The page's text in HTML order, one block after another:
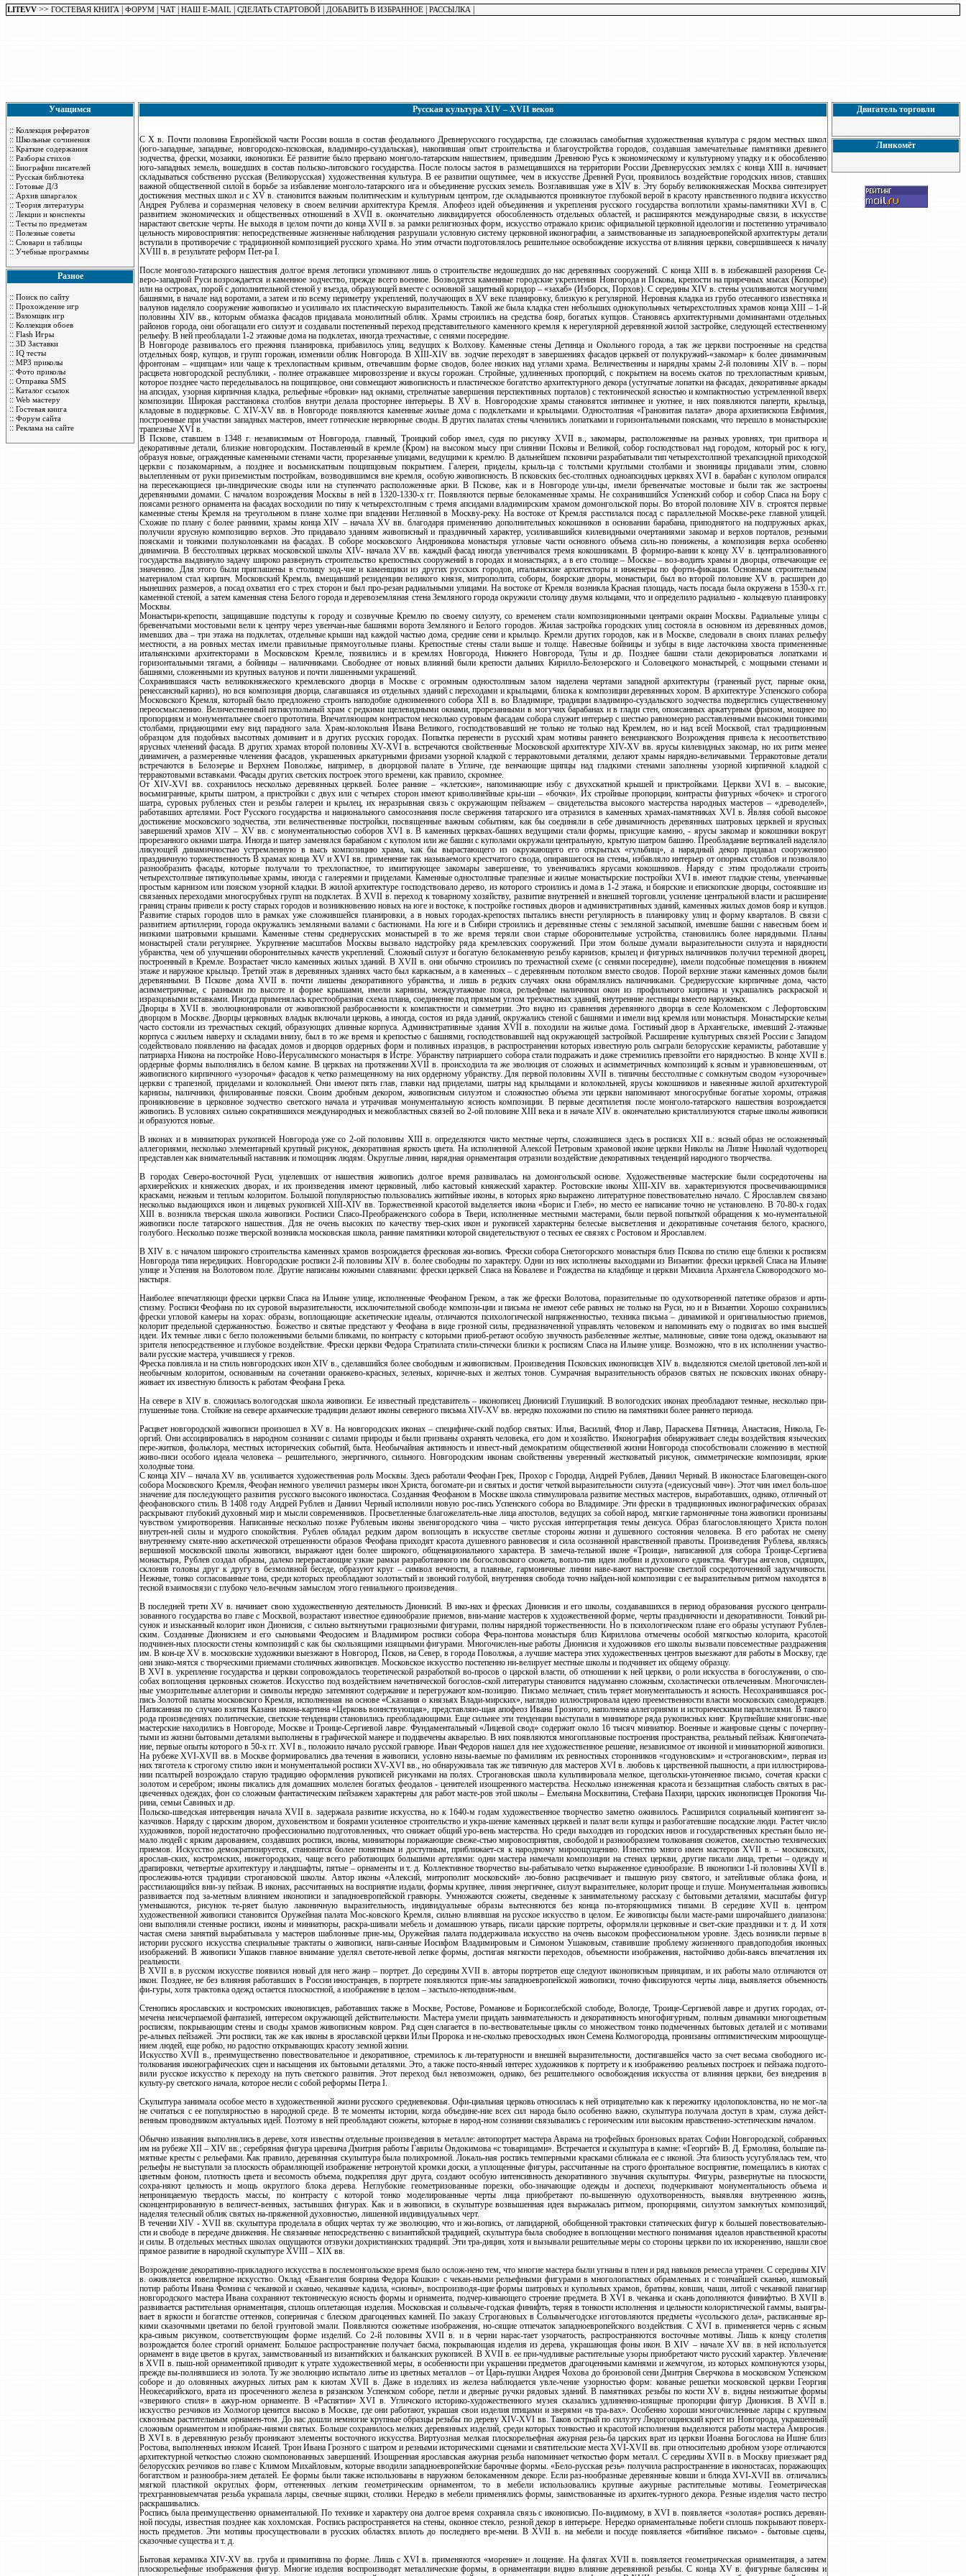
LITEVV >> ГОСТЕВАЯ КНИГА ФОРУМ ЧАТ НАШ E-MAIL СДЕЛАТЬ СТАРТОВОЙ ДОБАВИТЬ В ИЗБРАННОЕ РАССЫЛКА
Учащимся
:: Коллекция рефератов
:: Школьные сочинения
:: Краткие содержания
:: Разборы стихов
:: Биографии писателей
:: Русская библиотека
:: Готовые Д/З
:: Архив шпаргалок
:: Теория литературы
:: Лекции и конспекты
:: Тесты по предметам
:: Полезные советы
:: Словари и таблицы
:: Учебные программы
Разное
:: Поиск по сайту
:: Прохождение игр
:: Взломщик игр
:: Коллекция обоев
:: Flash Игры
:: 3D Заставки
:: IQ тесты
:: MP3 приколы
:: Фото приколы
:: Отправка SMS
:: Каталог ссылок
:: Web мастеру
:: Гостевая книга
:: Форум сайта
:: Реклама на сайте
Русская культура XIV – XVII веков
С X в. Почти половина Европейской части России вошла в состав феодального Древнерусского государства, где сложилась самобытная художественная культура с рядом местных школ
(юго-западные, западные, новгородско-псковская, владимиро-суздальская), накопившая опыт строительства и благоустройства городов, создавшая замечательные памятники древнего
зодчества, фрески, мозаики, иконописи. Её развитие было прервано монголо-татарским нашествием, приведшим Древнюю Русь к экономическому и культурному упадку и к обособлению
юго-западных земель, вошедших в состав польско-литовского государства. После полосы застоя в размещавшихся на территории России Древнерусских землях с конца XIII в. начинает
складываться собственно русская (Великорусская) художественная культура. В ее развитии ощутимее, чем в искусстве Древней Руси, проявилось воздействие городских низов, ставших
важной общественной силой в борьбе за избавление монголо-татарского ига и объединение русских земель. Возглавившая уже в XIV в. Эту борьбу великокняжеская Москва синтезирует
достижения местных школ и с XV в. становится важным политическим и культурным центром, где складываются проникнутое глубокой верой в красоту нравственного подвига искусство
Андрея Рублева и соразмерная человеку в своем величии архитектура Кремля. Апофеоз идей объединения и укрепления русского государства воплотили храмы-памятники XVI в. С
развитием экономических и общественных отношений в XVII в. окончательно ликвидируется обособленность отдельных областей, и расширяются международные связи, в искусстве
нарастают светские черты. Не выходя в целом почти до конца XVII в. за рамки религиозных форм, искусство отражало кризис официальной церковной идеологии и постепенно утрачивало
цельность мировосприятия: непосредственные жизненные наблюдения разрушали условную систему церковной иконографии, а заимствованные из западноевропейской архитектуры детали
вступали в противоречие с традиционной композицией русского храма. Но этим отчасти подготовлялось решительное освобождение искусства от влияния церкви, совершившееся к началу
XVIII в. в результате реформ Пет-ра I.
После монголо-татарского нашествия долгое время летописи упоминают лишь о строительстве недошедших до нас деревянных сооружений. С конца XIII в. в избежавшей разорения Се-
веро-западной Руси возрождается и каменное зодчество, прежде всего военное. Возводятся каменные городские укрепления Новгорода и Пскова, крепости на приречных мысах (Копорье)
или на островах, порой с дополнительной стеной у въезда, образующей вместе с основной защитный коридор – «захаб» (Изборск, Порхов). С середины XIV в. стены усиливаются могучими
башнями, в начале над воротами, а затем и по всему периметру укреплений, получающих в XV веке планировку, близкую к регулярной. Неровная кладка из грубо отесанного известняка и
валунов наделяло сооружение живописью и усиливало их пластическую выразительность. Такой же была кладка стен небольших однокупольных четырехстолпных храмов конца XIII – 1-й
половины XIV вв., которым обмазка фасадов придавала монолитный облик. Храмы строились на средства бояр, богатых купцов. Становясь архитектурными доминантами отдельных
районов города, они обогащали его силуэт и создавали постепенный переход представительного каменного кремля к нерегулярной деревянной жилой застройке, следующей естественному
рельефу. В ней преобладали 1-2 этажные дома на подклетах, иногда трехчастные, с сенями посередине.
В Новгороде развивалось его прежняя планировка, прибавилось улиц, ведущих к Волхову. Каменные стены Детинца и Окольного города, а так же церкви построенные на средства
отдельных бояр, купцов, и групп горожан, изменили облик Новгорода. В XIII-XIV вв. зодчие переходят в завершениях фасадов церквей от полукружий-«закомар» к более динамичным
фронтонам – «щипцам» или чаще к трехлопастным кривым, отвечавшим форме сводов, более низких над углами храма. Величественны и нарядны храмы 2-й половины XIV в. – поры
расцвета новгородской республики, - полнее отражавшее мировоззрение и вкусы горожан. Стройные, удлиненных пропорций, с покрытием на восемь скатов по трехлопастным кривым,
которое позднее часто переделывалось на пощипцовое, они совмещают живописность и пластическое богатство архитектурного декора (уступчатые лопатки на фасадах, декоративные аркады
на апсидах, узорная кирпичная кладка, рельефные «бровки» над окнами, стрельчатые завершения перспективных порталов) с тектонической ясностью и компактностью устремленной вверх
композиции. Широкая расстановка столбов внутри делала просторнее интерьеры. В XV в. Новгородские храмы становятся интимнее и уютнее, и них появляются паперти, крыльца,
кладовые в подцерковье. С XIV-XV вв. в Новгороде появляются каменные жилые дома с подклетками и крыльцами. Одностолпная «Грановитая палата» двора архиепископа Евфимия,
построенные при участии западных мастеров, имеет готические нервюрные своды. В других палатах стены членились лопатками и горизонтальными поясками, что перешло в монастырские
трапезные XVI в.
В Пскове, ставшем в 1348 г. независимым от Новгорода, главный, Троицкий собор имел, судя по рисунку XVII в., закомары, расположенные на разных уровнях, три притвора и
декоративные детали, близкие новгородским. Поставленный в кремле (Кром) на высоком мысу при слиянии Псковы и Великой, собор господствовал над городом, который рос к югу,
образуя новые, огражденные каменными стенами части, прорезанные улицами, ведущими к кремлю. В дальнейшем псковичи разрабатывали тип четырехстолпной трехапсидной приходской
церкви с позакомарным, а позднее и восьмискатным пощипцовым покрытием. Галереи, приделы, крыль-ца с толстыми круглыми столбами и звонницы придавали этим, словно
вылепленным от руки приземистым постройкам, возводившимся вне кремля, особую живописность. В псковских бес-столпных одноапсидных церквях XVI в. барабан с куполом опирался
на пересекающиеся ци-линдрические своды или на ступенчато расположенные арки. В Пскове, как и в Новгороде ули-цы, имели бревенчатые мостовые и были так же застроены
деревянными домами. С началом возрождения Москвы в ней в 1320-1330-х гг. Появляются первые белокаменные храмы. Не сохранившийся Успенский собор и собор Спаса на Бору с
поясами резного орнамента на фасадах восходили по типу к четырехстолпным с тремя апсидами владимирским храмом домонгольской поры. Во второй половине XIV в. строятся первые
каменные стены Кремля на треугольном в плане холме при впадении Неглинной в Москву-реку. На востоке от Кремля расстилался посад с параллельной Москве-реке главной улицей.
Схожие по плану с более ранними, храмы конца XIV – начала XV вв. благодаря применению дополнительных кокошников в основании барабана, приподнятого на подпружных арках,
получили ярусную композицию верхов. Это придавало зданиям живописный и праздничный характер, усиливавшийся килевидными очертаниями закомар и верхов порталов, резными
поясками и тонкими полуколонками на фасадах. В соборе московского Андроникова монастыря угловые части основного объема силь-но понижены, а композиция верха особенно
динамична. В бесстолпных церквах московской школы XIV- начала XV вв. каждый фасад иногда увенчивался тремя кокошниками. В формиро-вании к концу XV в. централизованного
государства выдвинуло задачу широко развернуть строительство крепостных сооружений в городах и монастырях, а в его столице – Москве – воз-водить храмы и дворцы, отвечающие ее
значению. Для этого были приглашены в столицу зод-чие и каменщики из других русских городов, итальянские архитекторы и инженеры по форти-фикации. Основным строительным
материалом стал кирпич. Московский Кремль, вмещавший резиденции великого князя, митрополита, соборы, боярские дворы, монастыри, был во второй половине XV в. расширен до
нынешних размеров, а посад охватил его с трех сторон и был про-резан радиальными улицами. На востоке от Кремля возникла Красная площадь, часть посада была окружена в 1530-х гг.
каменной стеной, а затем каменная стена Белого города и деревоземляная стена Земляного города окружили столицу двумя кольцами, что и определило радиально - кольцевую планировку
Москвы.
Монастыри-крепости, защищавшие подступы к городу и созвучные Кремлю по своему силуэту, со временем стали композиционными центрами окраин Москвы. Радиальные улицы с
бревенчатыми мостовыми вели к центру через увенчан-ные башнями ворота Земляного и Белого городов. Жилая застройка городских улиц состояла в основном из деревянных домов,
имевших два – три этажа на подклетах, отдельные крыши над каждой частью дома, средние сени и крыльцо. Кремли других городов, как и в Москве, следовали в своих планах рельефу
местности, а на ровных местах имели правильные прямоугольные планы. Крепостные стены стали выше и толще. Навесные бойницы и зубцы в виде ласточкина хвоста примененные
итальянскими архитекторами в Московском Кремле, появились и в кремлях Новгорода, Нижнего Новгорода, Тулы и др. Позднее башни стали декорироваться лопатками и
горизонтальными тягами, а бойницы – наличниками. Свободнее от новых влияний были крепости дальних Кирилло-Белозерского и Соловецкого монастырей, с мощными стенами и
башнями, сложенными из крупных валунов и почти лишенными украшений.
Сохранившаяся часть великокняжеского кремлевского дворца в Москве с огромным одностолпным залом наделена чертами западной архитектуры (граненый руст, парные окна,
ренессансный карниз), но вся композиция дворца, слагавшаяся из отдельных зданий с переходами и крыльцами, близка к композиции деревянных хором. В архитектуре Успенского собора
Московского Кремля, который было предложено строить наподобие одноименного собора XII в. во Владимире, традиции владимиро-суздальского зодчества подверглись существенному
переосмыслению. Величественный пятикупольный храм с редкими щелевидными окнами, прорезанными в могучих барабанах и в глади стен, опоясанных аркатурным фризом, мощнее по
пропорциям и монументальнее своего прототипа. Впечатляющим контрастом несколько суровым фасадам собора служит интерьер с шестью равномерно расставленными высокими тонкими
столбами, придающими ему вид парадного зала. Храм-колокольня Ивана Великого, господствовавший не только не только над Кремлем, но и над всей Москвой, стал традиционным
образцом для подобных высотных доминант и в других русских городах. Попытка перенести в русский храм мотивы раннего венецианского Возрождения привела к несоответствию
ярусных членений фасада. В других храмах второй половины XV-XVI в. встречаются свойственные Московской архитектуре XIV-XV вв. ярусы килевидных закомар, но их ритм менее
динамичен, а размеренные членения фасадов, украшенных аркатурными фризами узорной кладкой с терракотовыми деталями, делают храмы нарядно-величавыми. Терракотовые детали
встречаются в Белозерье и Верхнем Поволжье, например, в дворцовой палате в Угличе, где венчающие щипцы над гладкими стенами заполнены узорной кирпичной кладкой с
терракотовыми вставками. Фасады других светских построек этого времени, как правило, скромнее.
От XIV-XVI вв. сохранилось несколько деревянных церквей. Более ранние – «клетские», напоминающие избу с двухскатной крышей и пристройками. Церкви XVI в. – высокие,
восьмигранные, крыты шатром, а пристройки с двух или с четырех сторон имеют криволинейные кры-ши – «бочки». Их стройные пропорции, контрасты фигурных «бочек» и строгого
шатра, суровых рубленых стен и резьбы галереи и крылец, их неразрывная связь с окружающим пейзажем – свидетельства высокого мастерства народных мастеров – «древоделей»,
работавших артелями. Рост Русского государства и национального самосознания после свержения татарского ига отразился в каменных храмах-памятниках XVI в. Являя собой высокое
достижение московского зодчества, эти величественные постройки, посвященные важным событиям, как бы соединяли в себе динамичность деревянных шатровых церквей и ярусных
завершений храмов XIV – XV вв. с монументальностью соборов XVI в. В каменных церквах-башнях ведущими стали формы, присущие камню, - ярусы закомар и кокошники вокруг
прорезанного окнами шатра. Иногда и шатер заменялся барабаном с куполом или же башни с куполами окружали центральную, крытую шатром башню. Преобладание вертикалей наделяло
ликующей динамичностью устремленную в высь композицию храма, как бы вырастающего из окружающего его открытых «гульбищ», а нарядный декор придавал сооружению
праздничную торжественность В храмах конца XV и XVI вв. применение так называемого крестчатого свода, опиравшегося на стены, избавляло интерьер от опорных столбов и позволяло
разнообразить фасады, которые получали то трехлопастное, то имитирующее закомары завершение, то увенчивались ярусами кокошников. Наряду с этим продолжали строить
четырехстолпные пятикупольные храмы, иногда с галереями и приделами. Каменные одностолпные трапезные и жилые монастырские постройки XVI в. имеют гладкие стены, увенчанные
простым карнизом или пояском узорной кладки. В жилой архитектуре господствовало дерево, из которого строились и дома в 1-2 этажа, и боярские и епископские дворцы, состоявшие из
связанных переходами многосрубных групп на подклетах. В XVII в. переход к товарному хозяйству, развитие внутренней и внешней торговли, усиление центральной власти и расширение
границ страны привели к росту старых городов и возникновению новых на юге и востоке, к постройке гостиных дворов и административных зданий, каменных жилых домов бояр и купцов.
Развитие старых городов шло в рамках уже сложившейся планировки, а в новых городах-крепостях пытались внести регулярность в планировку улиц и форму кварталов. В связи с
развитием артиллерии, города окружались земляными валами с бастионами. На юге и в Сибири строились и деревянные стены с земляной засыпкой, имевшие башни с навесным боем и
низкими шатровыми крышами. Каменные стены среднерусских монастырей в то же время теряли свои старые оборонительные устройства, становились более нарядными. Планы
монастырей стали регулярнее. Укрупнение масштабов Москвы вызвало надстройку ряда кремлевских сооружений. При этом больше думали выразительности силуэта и нарядности
убранства, чем об улучшении оборонительных качеств укреплений. Сложный силуэт и богатую белокаменную резьбу карнизов, крылец и фигурных наличников получил теремной дворец,
построенный в Кремле. Возрастает число каменных жилых зданий. B XVII в. они обычно строились по трехчастной схеме (с сенями посередине), имели подсобные помещения в нижнем
этаже и наружное крыльцо. Третий этаж в деревянных зданиях часто был каркасным, а в каменных – с деревянным потолком вместо сводов. Порой верхние этажи каменных домов были
деревянными. В Пскове дома XVII в. почти лишены декоративного убранства, и лишь в редких случаях окна обрамлялись наличниками. Среднерусские кирпичные дома, часто
асимметричные, с разными по высоте и форме крышами, имели карнизы, междуэтажные пояса, рельефные наличники окон из профильного кирпича и украшались раскраской и
изразцовыми вставками. Иногда применялась крестообразная схема плана, соединение под прямым углом трехчастных зданий, внутренние лестницы вместо наружных.
Дворцы в XVII в. эволюционировали от живописной разбросанности к компактности и симметрии. Это видно из сравнения деревянного дворца в селе Коломенском с Лефортовским
дворцом в Москве. Дворцы церковных владык включали церковь, а иногда, состоя из ряда зданий, окружались стеной с башнями и имели вид кремля или монастыря. Монастырские кельи
часто состояли из трехчастных секций, образующих длинные корпуса. Административные здания XVII в. походили на жилые дома. Гостиный двор в Архангельске, имевший 2-этажные
корпуса с жильем наверху и складами внизу, был в то же время и крепостью с башнями, господствовавшей над окружающей застройкой. Расширение культурных связей России с Западом
содействовало появлению на фасадах домов и дворцов ордерных форм и поливных изразцов, в распространении которых известную роль сыграли белорусские керамисты, работавшие у
патриарха Никона на постройке Ново-Иерусалимского монастыря в Истре. Убранству патриаршего собора стали подражать и даже стремились превзойти его нарядностью. В конце XVII в.
ордерные формы выполнялись в белом камне. В церквах на протяжении XVII в. происходила та же эволюция от сложных и асимметричных композиций к ясным и уравновешенным, от
живописного кирпичного «узорочья» фасадов к четко размещенному на них ордерному убранству. Для первой половины XVII в. типичны бесстолпные с сомкнутым сводом «узорочные»
церкви с трапезной, приделами и колокольней. Они имеют пять глав, главки над приделами, шатры над крыльцами и колокольней, ярусы кокошников и навеянные жилой архитектурой
карнизы, наличники, филированные пояски. Своим дробным декором, живописным силуэтом и сложностью объема эти церкви напоминают многосрубные богатые хоромы, отражая
проникновение в церковное зодчество светского начала и утрачивая монументальную ясность композиции. В первые десятилетия после монголо-татарского нашествия возрождается
живопись. В условиях сильно сократившихся международных и межобластных связей во 2-ой половине XIII века и в начале XIV в. окончательно кристаллизуются старые школы живописи
и образуются новые.
В иконах и в миниатюрах рукописей Новгорода уже со 2-ой половины XIII в. определяются чисто местные черты, сложившиеся здесь в росписях XII в.: ясный образ не осложненный
аллегориями, несколько элементарный крупный рисунок, декоративная яркость цвета. На исполненной Алексой Петровым храмовой иконе церкви Николы на Липне Николай чудотворец
представлен как внимательный наставник и помощник людям. Округлые линии, нарядная орнаментация отразили воздействие декоративных тенденций народного творчества.
В городах Северо-восточной Руси, уцелевших от нашествия живопись долгое время развивалась на домонгольской основе. Художественные мастерские были сосредоточены на
архиерейских и княжеских дворах, и их произведения имеют церковный, либо кастовый княжеский характер. Ростовские иконы XIII-XIV вв. характеризуются просвечивающимися
красками, нежным и теплым колоритом. Большой популярностью пользовались житийные иконы, в которых ярко выражено литературное повествовательно начало. С Ярославлем связано
несколько выдающихся икон и лицевых рукописей XIII-XIV вв. Торжественной красотой выделяется икона «Борис и Глеб», но место ее написание точно не установлено. В 70-80-х годах
XIII в. возникла тверская школа живописи. Росписи Спасо-Преображенского собора в Твери, исполненные местными мастерами, были первой попыткой обращения к мо-нументальной
живописи после татарского нашествия. Для не очень высоких по качеству твер-ских икон и рукописей характерны белесые высветления и декоративные сочетания белого, красного,
голубого. Несколько позже тверской возникла московская школа, ранние памятники которой свидетельствуют о тесных ее связях с Ростовом и Ярославлем.
В XIV в. с началом широкого строительства каменных храмов возрождается фресковая жи-вопись. Фрески собора Снетогорского монастыря близ Пскова по стилю еще близки к росписям
Новгорода типа нередицких. Новгородские росписи 2-й половины XIV в. более свободны по характеру. Одни из них исполнены выходцами из Византии: фрески церквей Спаса на Ильине
улице и Успения на Волотовом поле. Другие написаны южными славянами: фрески церквей Спаса на Ковалеве и Рождества на кладбище и церкви Михаила Архангела Сковородского мо-
настыря.
Наиболее впечатляющи фрески церкви Спаса на Ильине улице, исполненные Феофаном Греком, а так же фрески Волотова, поразительные по одухотворенной патетике образов и арти-
стизму. Росписи Феофана по их суровой выразительности, исключительной свободе компози-ции и письма не имеют себе равных не только на Руси, но и в Византии. Хорошо сохранились
фрески угловой камеры на хорах: образы, воплощающие аскетические идеалы, отличаются психологической напряженностью, техника письма – динамикой и оригинальностью приемов,
колорит предельной сдержанностью. Божество и святые предстают у Феофана в виде грозной силы, предназначенной управлять человеком и напоминать ему о подвигах во имя высшей
идеи. Их темные лики с бегло положенными белыми бликами, по контрасту с которыми приоб-ретают особую звучность разбеленные желтые, малиновые, синие тона одежд, оказывают на
зрителя непосредственное и глубокое воздействие. Фрески церкви Федора Стратилата стили-стически близки к росписям Спаса на Ильине улице. Возможно, что в их исполнении участво-
вали русские мастера, учившиеся у греков.
Фреска повлияла и на стиль новгородских икон XIV в., сделавшийся более свободным и живописным. Произведения Псковских иконописцев XIV в. выделяются смелой цветовой леп-кой и
необычным колоритом, основанным на сочетании оранжево-красных, зеленых, коричне-вых и желтых тонов. Сумрачная выразительность образов святых не псковских иконах обнару-
живает их известную близость к работам Феофана Грека.
На севере в XIV в. сложилась вологодская школа живописи. Ее известный представитель – иконописец Дионисий Глушицкий. В вологодских иконах преобладают темные, несколько при-
глушенные тона. Стойкие на севере архаические традиции делают иконы северного письма XIV-XV вв. нередко похожими по стилю на памятники более раннего периода.
Расцвет новгородской живописи произошел в XV в. На новгородских иконах – специфиче-ский подбор святых: Илья, Василий, Флор и Лавр, Параскева Пятница, Анастасия, Никола, Ге-
оргий. Они ассоциировались в народном сознании с силами природы и были призваны охранять человека, его дом и хозяйство. Иконография обнаруживает следы воздействия языческих
пере-житков, фольклора, местных исторических событий, быта. Необычайная активность и извест-ный демократизм общественной жизни Новгорода способствовали сложению в местной
живо-писи особого идеала человека – решительного, энергичного, сильного. Новгородским иконам свойственны уверенный жестковатый рисунок, симметрические композиции, яркие
холодные тона.
С конца XIV – начала XV вв. усиливается художественная роль Москвы. Здесь работали Феофан Грек, Прохор с Городца, Андрей Рублев, Даниил Черный. В иконостасе Благовещен-ского
собора Московского Кремля, Феофан немного увеличил размеры икон Христа, богомате-ри и святых и достиг четкой выразительности силуэта («деисусный чин»). Этот чин имел боль-шое
значение для последующего развития русского высокого иконостаса. Созданная Феофаном в Москве школа стимулировала развитие местных мастеров, выработавших, однако, отличный от
феофановского стиль. В 1408 году Андрей Рублев и Даниил Черный исполнили новую рос-пись Успенского собора во Владимире. Эти фрески в традиционных иконографических образах
раскрывают глубокий духовный мир и мысли современников. Просветленные благожелатель-ные лица апостолов, ведущих за собой народ, мягкие гармоничные тона живописи пронизаны
чувством умиротворения. Написанные несколько позже Рублевым иконы звенигородского чина – чисто русская интерпретация темы деисуса. Образ благословляющего Христа полон
внутрен-ней силы и мудрого спокойствия. Рублев обладал редким даром воплощать в искусстве светлые стороны жизни и душевного состояния человека. В его работах не смену
внутреннему смяте-нию аскетической отрешенности образов Феофана приходят красота душевного равновесия и сила осознанной нравственной правоты. Произведения Рублева, являясь
вершиной московской школы живописи, выражают идеи более широкого, общенационального характера. В замеча-тельной иконе «Троица», написанной для собора Троице-Сергиева
монастыря, Рублев создал образы, далеко перерастающие узкие рамки разработанного им богословского сюжета, вопло-тив идеи любви и духовного единства. Фигуры ангелов, сидящих,
склонив головы друг к другу в безмолвной беседе, образуют круг – символ вечности, а плавные, гармоничные линии наве-вают настроение светлой сосредоточенной задумчивости.
Нежные, тонко согласованные тона, среди которых преобладают золотистый и звонкий голубой, внутренняя свобода точно найден-ной композиции с ее выразительным ритмом находятся в
тесной взаимосвязи с глубоко чело-вечным замыслом этого гениального произведения.
В последней трети XV в. начинает свою художественную деятельность Дионисий. В ико-нах и фресках Дионисия и его школы, создававшихся в период образования русского централи-
зованного государства во главе с Москвой, возрастают известное единообразие приемов, вни-мание мастеров к художественной форме, черты праздничности и декоративности. Тонкий ри-
сунок и изысканный колорит икон Дионисия, с сильно вытянутыми грациозными фигурами, полны нарядной торжественности. Но в психологическом плане его образы уступают Рублев-
ским. Созданные Дионисием и его сыновьями Феодосием и Владимиром росписи собора Фера-понтова монастыря близ Кириллова отмечены особой мягкостью колорита, красотой
подчинен-ных плоскости стены композиций с как бы скользящими изящными фигурами. Многочислен-ные работы Дионисия и художников его школы вызвали повсеместные раздражения
им. В кон-це XV в. московские художники выезжают в Новгород, Псков, на Север, в города Поволжья, а лучшие мастера этих художественных центров выезжают для работы в Москву, где
они знако-мятся с творческими приемами столичных живописцев. Московское искусство постепенно ни-велирует местные школы и подчиняет их общему образцу.
В XVI в. укрепление государства и церкви сопровождалось теоретической разработкой во-просов о царской власти, об отношении к ней церкви, о роли искусства в богослужении, о спо-
собах воплощения церковных сюжетов. Искусство под воздействием начетнической богослов-ской литературы становится надуманно сложным, схоластически отвлеченным. Многочислен-
ные умозрительные аллегории и символы нередко затемняют содержание и перегружают ком-позицию. Письмо мельчает, стиль теряет монументальность и ясность. Несохранившаяся рос-
пись Золотой палаты московского Кремля, исполненная на основе «Сказания о князьях Влади-мирских», наглядно иллюстрировала идею преемственности власти московских самодержцев.
Написанная по случаю взятия Казани икона-картина «Церковь воинствующая», представляю-щая апофеоз Ивана Грозного, наполнена аллегориями и историческими параллелями. В такого
рода произведениях политические, светские тенденции становились преобладающими. Еще сильнее эти тенденции выступали в миниатюре ряда рукописных книг. Крупнейшие книгопис-ные
мастерские находились в Новгороде, Москве и Троице-Сергиевой лавре. Фундаментальный «Лицевой свод» содержит около 16 тысяч миниатюр. Военные и жанровые сцены с почерпну-
тыми из жизни бытовыми деталями выполнены в графической манере и подцвечены акварелью. В них появляются многоплановые построения пространства, реальный пейзаж. Книгопечата-
ние, первые опыты которого в 50-х гг. XVI в., положило начало русской гравюре. Иван Федоров нашел для нее художественное решение, независимое от иконной и миниатюрной живописи.
На рубеже XVI-XVII вв. в Москве формировались два течения в живописи, условно назы-ваемые по фамилиям их ревностных сторонников «годуновским» и «строгановским», первая из
них тяготела к строгому стилю икон и монументальной росписи XV-XVI вв., но обнаруживала так же типичную для мастеров XVI в. любовь к царственной пышности, а при иллюстрирова-
нии псалтырей возрождало старую традицию оформления рукописей рисунками на полях. Строгановская школа культивировала мелкое, щегольски-утонченное письмо, сочетая краски с
золотом и серебром; иконы писались для домашних молелен богатых феодалов - ценителей изощренного мастерства. Несколько изнеженная красота и беззащитная слабость святых в рас-
цвеченных одеждах, фон со сложным фантастическим пейзажем характерны для работ масте-ров этой школы – Емельяна Москвитина, Стефана Пахири, царских иконописцев Прокопия Чи-
рина, семьи Савиных и др.
Польско-шведская интервенция начала XVII в. задержала развитие искусства, но к 1640-м годам художественное творчество заметно оживилось. Расширился социальный контингент за-
казчиков. Наряду с царским двором, духовенством и боярами усиленное строительство и укра-шение каменных церквей и палат вели купцы и разбогатевшие посадские люди. Растет число
художников, порой недостаточно профессионально подготовленных, что снижает общий уро-вень мастерства. Но среди выходцев из городских низов и государственных крестьян было не-
мало людей с ярким дарованием, создавших росписи, иконы, миниатюры поражающие свеже-стью мировосприятия, свободой и разнообразием толкования сюжетов, смелостью технических
приемов. Искусство демократизируется, становится более понятным и доступным, приближает-ся к народному мироощущению. Известно много имен мастеров XVII в. – московских,
ярослав-ских, костромских, нижегородских, чаще всего работающих большими артелями: одни мастера намечали композиции на стенах церкви, другие писали лица, третьи – одежду и
драпировки, четвертые архитектуру и ландшафты, пятые – орнаменты и т. д. Коллективное творчество вы-рабатывало четко выраженное единообразие. В иконописи 1-й половины XVII в.
прослежива-ются традиции строгановской школы. Автор иконы «Алексий, митрополит московский» лю-бовно расцвечивает и пышную ризу святого, и затейливые облака фона, и
расстилающийся вни-зу пейзаж. В иконах, рассчитанных на восприятие издали, формы крупнее, линия энергичнее, силуэт выразительнее, колорит проще и глуше. Монументальная живопись
развивается под за-метным влиянием иконописи и западноевропейской гравюры. Умножаются сюжеты, сведенные к занимательному рассказу с бытовыми деталями, масштабы фигур
уменьшаются, рисунок те-ряет былую лаконичную выразительность, индивидуальные образы вытесняются без конца по-вторяющимися типами. В середине XVII в. центром
художественной живописи становится Оружейная палата Мос-ковского Кремля, сильно влиявшая на русское искусство в целом. Ее живописцы были масте-рами широчайшего диапазона:
они выполняли стенные росписи, иконы и миниатюры, раскра-шивали мебель и домашнюю утварь, писали царские портреты, оформляли церковные и свет-ские праздники и т. д. И хотя
частая смена занятий вырабатывала у мастеров шаблонные прие-мы, Оружейная палата поддерживала искусство на очень высоком профессиональном уровне. Здесь возникли первые в
истории русского искусства специальные трактаты о живописи, напи-санные Иосифом Владимировым и Симоном Ушаковым, ставившие проблему жизненного правдоподобия иконных
изображений. В живописи Ушаков главное внимание уделял светоте-невой лепке формы, достигая мягкости переходов, объемности изображения, настойчиво доби-ваясь впечатления их
реальности.
В XVII в. в русском искусстве появился новый для него жанр – портрет. До середины XVII в. авторы портретов еще следуют иконописным принципам, и их работы мало отличаются от
икон. Позднее, не без влияния работавших в России иностранцев, в портрете появляются прие-мы западноевропейской живописи, точно фиксируются черты лица, выявляется объемность
фи-гуры, хотя трактовка одежд остается плоскостной, а изображение в целом – застыло-неподвиж-ным.
Стенопись ярославских и костромских иконописцев, работавших также в Москве, Ростове, Романове и Борисоглебской слободе, Вологде, Троице-Сергиевой лавре и других городах, от-
мечена неисчерпаемой фантазией, интересом окружающей действительности. Мастера умели придать занимательность и декоративность многофигурным, полным динамики многоцветным
росписям, покрывающим стены и своды храмов живописным ковром. Ряд сцен слагается в по-вествовательные циклы со множеством тонко подмеченных бытовых деталей и с мотивами
ре-альных пейзажей. Эти росписи, так же как иконы в ярославской церкви Ильи Пророка и не-сколько превосходных икон Семена Колмогородца, пронизаны оптимистическим мироощуще-
нием людей, еще робко, но радостно открывающих красоту земной жизни.
Искусство XVII в., преимущественно повествовательное и декоративное, стремилось к ли-тературности и внешней выразительности, достигавшейся часто за счет весьма свободного ис-
толкования иконографических сцен и насыщения их бытовыми деталями. Это, а также посто-янный интерес художников к портрету и к изображению реальных построек и пейзажа подгото-
вили русское искусство к переходу на путь светского развития. Этот переход был невозможен, однако, без решительного освобождения искусства от влияния церкви, без внедрения в
культу-ру светского начала, которое несли с собой реформы Петра I.
Скульптура занимала особое место в художественной жизни русского средневековья. Офи-циальная церковь относилась к ней отрицательно как к пережитку идолопоклонства, но не мог-ла
не считаться с ее популярностью в народной среде. В те моменты истории, когда объедине-ние всех сил народа было особенно важно, скульптура получала доступ в храм, служа дейст-
венным проводником актуальных идей. Поэтому в ней преобладают сюжеты, которые в народ-ном сознании связывались с героическим или высоким нравственно-эстетическим началом.
Обычно изваяния выполнялись в дереве, хотя известны отдельные произведения в металле: автопортрет мастера Аврама на трофейных бронзовых вратах Софии Новгородской, собранных
им на рубеже XII – XIV вв.; серебряная фигура царевича Дмитрия работы Гаврилы Овдокимова «с товарищами». Встречается и скульптура в камне: «Георгий» В. Д. Ермолина, большие па-
мятные кресты с рельефами. Как правило, деревянная скульптура была полихромной. Локаль-ная роспись темперными красками сближала ее с иконой. Эта близость усугублялась тем, что
рельефы не выступали за плоскость обрамляющей изображение нетронутой кромки доски, а уплощенные фигуры, рассчитанные на строго фронтальное восприятие, помещались в киотах с
цветным фоном, плотность цвета и весомость объема, подкрепляя друг друга, создают особую интенсивность декоративного звучания скульптуры. Фигуры, развернутые на плоскости,
сохра-няют цельность и мощь округлого блока дерева. Неглубокие геометризованные порезки, обо-значающие одежды и доспехи, подчеркивают монументальность объема и
непроницаемую твердость массы, по контрасту с которой тонко моделированные черты лица приобретают по-вышенную одухотворенность, выявляя внутреннюю жизнь,
сконцентрированную в величест-венных, застывших фигурах. Как и в живописи, в скульптуре возвышенная идея выражалась ритмом, пропорциями, силуэтом замкнутых композиций,
наделяя телесный облик святых на-пряженной духовностью, лишенной индивидуальных черт.
В течении XIV - XVII вв. скульптура проделала в общих чертах ту же эволюцию, что и жи-вопись, от лапидарной, обобщенной трактовки статических фигур к большей повествовательно-
сти и свободе в передаче движения. Не связанные непосредственно с византийской традицией, скульптура была свободнее в воплощении местного понимания идеалов нравственной красоты
и силы. В отдельных местных школах ощущаются отзвуки дохристианских традиций. Эти тра-диции, хотя и вызывали решительные меры со стороны церкви по их искоренению, нашли свое
прямое развитие в народной скульптуре XVIII – XIX вв.
Возрождение декоративно-прикладного искусства в послемонгольское время было ослож-нено тем, что многие мастера были угнаны в плен и ряд навыков ремесла утрачен. С середины XIV
в. оживляется ювелирное искусство. Оклад «Евангелия боярина Федора Кошки» с чекан-ными рельефными фигурами в многолопастных обрамленьях и с тончайшей сканью, яшмовый
потир работы Ивана Фомина с чеканкой и сканью, чеканные кадила, «сионы», воспроизводя-щие формы шатровых и купольных храмов, братины, ковши, чаши, литой с чеканкой панагиар
новгородского мастера Ивана сохраняют тектоническую ясность формы и орнамента, подчер-кивающего строение предмета. В XVI в. чеканка и скань дополняются финифтью. В XVII в.
развивается растительная орнаментация, сплошь оплетающая изделия. Московская и сольвыче-годская финифть, теряя в тонкости исполнения и цельности колористической гаммы, выигры-
вает в яркости и богатстве оттенков, соперничая с блеском драгоценных камней. По заказу Строгановых в Сольвычегодске изготовляются предметы «усольского дела», расписанные яр-
кими сказочными цветами по белой грунтовой эмали. Появляются сюжетные изображения, но-сящие отпечаток западноевропейского воздействия. С XVI в. применяется чернь с ясным
кра-сивым рисунком, соответствующим форме изделий. Со 2-й половины XVII в. и в черни нарас-тает узорчатость, распространяются восточные мотивы. Лишь к концу столетия
возрождается более строгий орнамент. Большое распространение получает басма, покрывающая изделия из дерева, украшающая фоны икон. В XIV – начале XV вв. в ней используется
орнамент в виде цветов в кругах, заимствованный из византийских и балканских рукописей. В XVII в. ее при-чудливые растительные узоры приобретают чисто русский характер. Увлечение
в XVII в. пыш-ной орнаментикой приводит к утрате художественной меры, в особенности при украшении предметов драгоценными камнями и жемчугом, из которых компонуются узоры,
прежде вы-полнявшиеся из золота. Ту же эволюцию испытало литье из цветных металлов – от Царь-пушки Андрея Чохова до бронзовой сени Дмитрия Сверчкова в московском Успенском
соборе и до оловянных ажурных литых рам к киотам XVII в. Даже в изделиях из железа наблюдается увле-чение узорностью форм: кованые решетки московской церкви Георгия
Неокесарийского, врата из просеченного железа в рязанском Успенском соборе, петли и дверные ручки рядовых зданий. В памятниках резьбы по кости XV в. видны неизжитые формы
«звериного стиля» в ажур-ном орнаменте. В «Распятии» XVI в. Угличского историко-художественного музея сказались удлиненно-изящные пропорции фигур Дионисия. В XVII в.
искусство резчиков из Холмогор ценится высоко в Москве, где они работают, украшая свои изделия птицами и зверями «в тра-вах». Особенно хороши многочисленные ларцы с крупным
сквозным растительным орнамен-том. До нас дошли немногие крупные образцы резьбы по дереву XIV-XVI вв. Таков острый по силуэту Людогощинский крест из Новгорода, украшенный
сложным орнаментом и изображе-ниями святых. Больше сохранилось мелких деревянных изделий, среди которых тонкостью и красотой исполнения выделяются работы мастера Амвросия.
В XVI в. в деревянную резьбу проникают элементы восточного искусства. Виртуозная мелкая плоскорельефная ажурная резь-ба царских врат из церкви Иоанна Богослова на Ишне близ
Ростова, выполненных иноком Исаией. Трон Ивана Грозного с шатром и резными историческими сценами и святительские места XVI-XVII вв. при относительно дробном узоре отличаются
архитектурной четкостью сложно скомпонованных завершений. Изощренная ярославская ажурная резьба напоминает четкостью форм металл. С середины XVII в. в Москву приезжает ряд
белорусских резчиков во главе с Климом Михайловым, которые вводили западноевропейские барочные формы. «Бело-русская резь» получила распространение в иконостасах, поражающих
богатством и разнообра-зием деталей. Ее формы были также использованы в наружном белокаменном декоре. Если раз-нообразные деревянные ковши и блюда XVI-XVII вв. отличались
мягкой пластикой округлых форм, оттененных легким геометрическим орнаментом, то в мебели использовались крупные ажурные растительные мотивы. Геометрическая
трехгранновыемчатая резьба украшала ларцы, свечные ящики, столики. Нередко в мебели применялись формы, заимствованные из архитек-турного декора. Резные изделия часто пестро
раскрашивались.
Роспись была преимущественно орнаментальной. По технике и характеру она долгое время сохраняла связь с иконописью. По-видимому, в XVI в. появляется «золотая» роспись деревян-
ной посуды, известная позднее как хохломская. Роспись распространяется на стены, оконное стекло, резной декор в интерьере. Нередко орнаментальные побеги сплошь покрывают поверх-
ность предметов. Эти мотивы просуществовали в русских областях вплоть до последнего вре-мени. В XVII в. на мебели и посуде появляется «битийное письмо» - бытовые сцены,
сказочные существа и т. д.
Бытовая керамика XIV-XV вв. груба и примитивна по форме. Лишь с XVI в. применяются «морение» и лощение. На флягах XVII в. появляется геометрическая орнаментация, а затем
плоскорельефные изображения фигур. Многие изделия воспроизводят металлические формы, в орнаментации видно влияние деревянной резьбы. С конца XV в. фигурные балясины и
Двигатель торговли
Линкомёт